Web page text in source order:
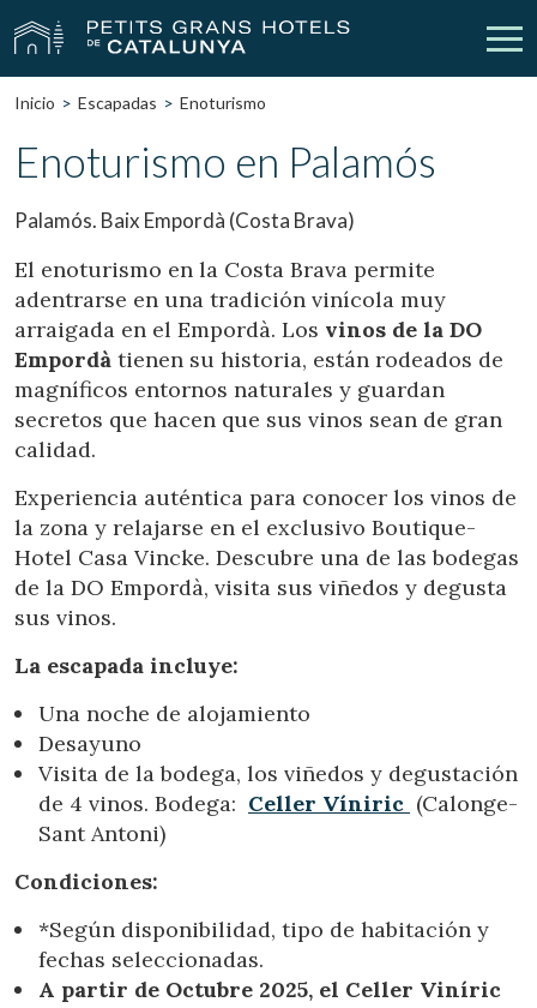
Nuestros Hoteles Escapadas
Cheques Regalo Descubre Catalunya
Contacto Mi reserva
vpn_key Iniciar sesión person Crear cuenta
Ubicación/nombre del hotel
CA ES
Inicio Escapadas Enoturismo
Enoturismo en Palamós
Palamós. Baix Empordà (Costa Brava)
El enoturismo en la Costa Brava permite
adentrarse en una tradición vinícola muy
arraigada en el Empordà. Los vinos de la DO
Empordà tienen su historia, están rodeados de
magníficos entornos naturales y guardan
secretos que hacen que sus vinos sean de gran
calidad.
Experiencia auténtica para conocer los vinos de
la zona y relajarse en el exclusivo Boutique-
Hotel Casa Vincke. Descubre una de las bodegas
de la DO Empordà, visita sus viñedos y degusta
sus vinos.
La escapada incluye:
Una noche de alojamiento
Desayuno
Visita de la bodega, los viñedos y degustación
de 4 vinos. Bodega: Celler Víniric (Calonge-
Sant Antoni)
Condiciones:
*Según disponibilidad, tipo de habitación y
fechas seleccionadas.
A partir de Octubre 2025, el Celler Viníric